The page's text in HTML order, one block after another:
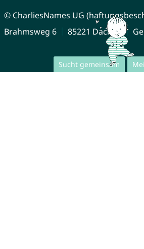
Sucht gemeinsam
© CharliesNames UG
Brahmsweg 6
85221 Dachau